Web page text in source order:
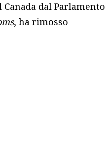
dal Parlamento
, ha rimosso